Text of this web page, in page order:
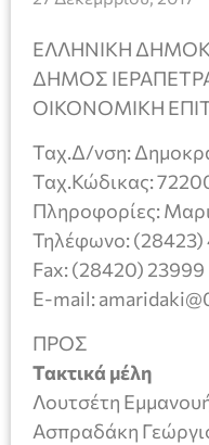
ΕΛΛΗΝΙΚΗ
ΔΗΜΟΣ
ΟΙΚΟΝΟΜΙΚΗ
Ταχ.Δ/νση:
Ταχ.Κώδικας:
Πληροφορίες:
Τηλέφωνο: (28423)
Fax: (28420) 23999
E-mail:
ΠΡΟΣ
Τακτικά μέλη
Λουτσέτη
Ασπραδάκη